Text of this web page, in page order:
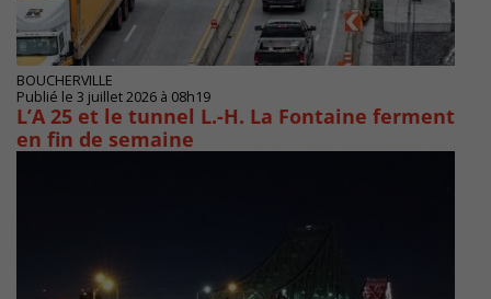
BOUCHERVILLE
Publié le 3 juillet 2026 à 08h19
L’A 25 et le tunnel L.-H. La Fontaine ferment
en fin de semaine